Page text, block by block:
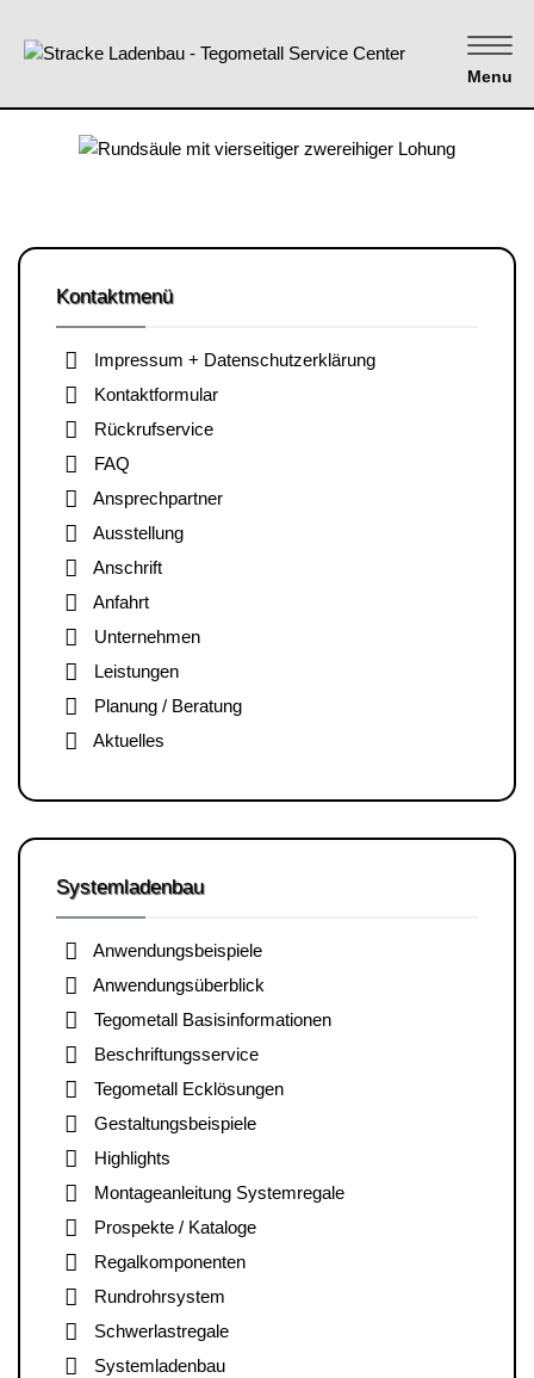
Menu
Kontaktmenü
Impressum + Datenschutzerklärung
Kontaktformular
Rückrufservice
FAQ
Ansprechpartner
Ausstellung
Anschrift
Anfahrt
Unternehmen
Leistungen
Planung / Beratung
Aktuelles
Systemladenbau
Anwendungsbeispiele
Anwendungsüberblick
Tegometall Basisinformationen
Beschriftungsservice
Tegometall Ecklösungen
Gestaltungsbeispiele
Highlights
Montageanleitung Systemregale
Prospekte / Kataloge
Regalkomponenten
Rundrohrsystem
Schwerlastregale
Systemladenbau